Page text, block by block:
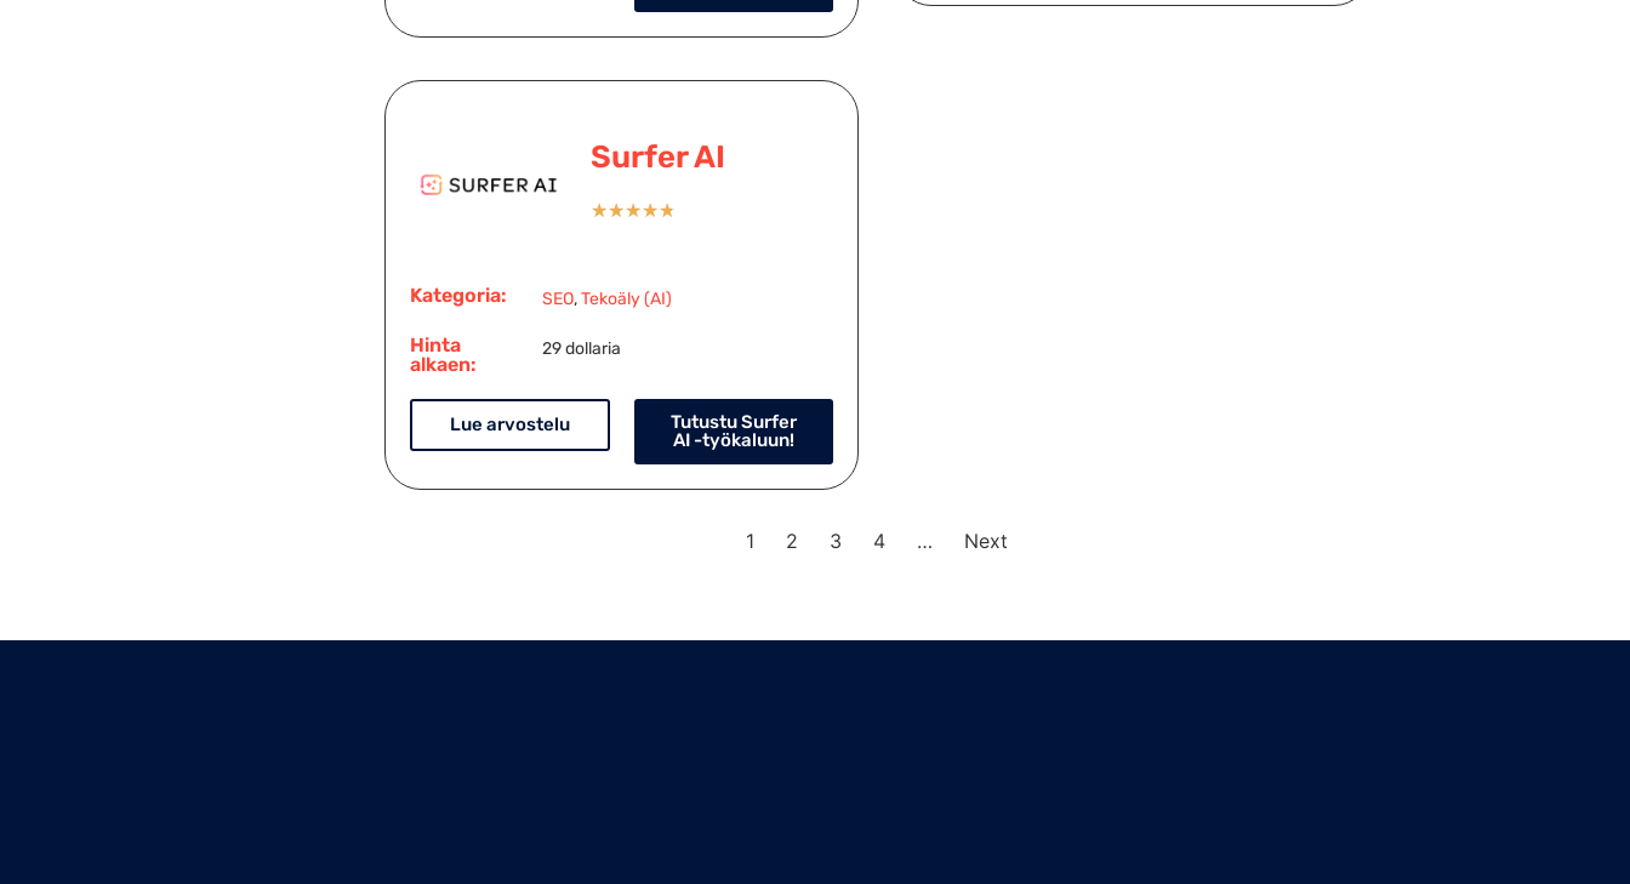
Surfer AI
★★★★★
Kategoria: SEO,Tekoäly (AI)
Hinta
alkaen:
29 dollaria
Lue arvostelu
Tutustu Surfer
AI -työkaluun!
1 2 3 4 … Next